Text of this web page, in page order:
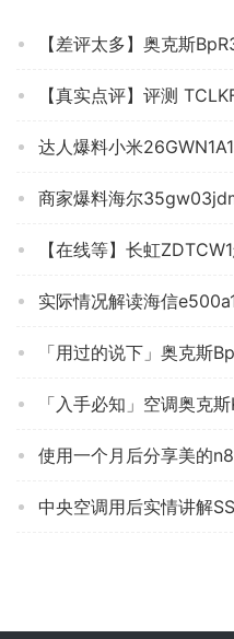
【在线等】长虹